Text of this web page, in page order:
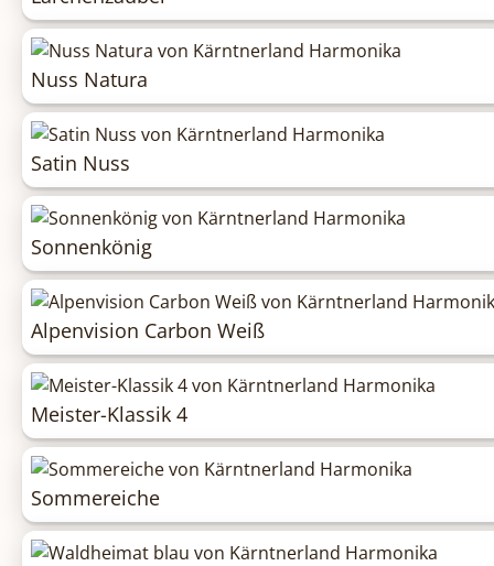
Nuss Natura
Satin Nuss
Sonnenkönig
Alpenvision Carbon Weiß
Meister-Klassik 4
Sommereiche